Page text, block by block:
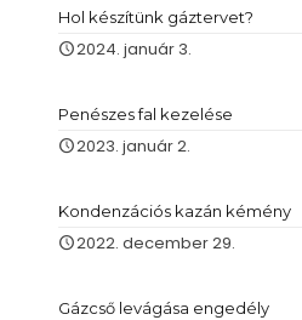
Hol készítünk gáztervet?
2024. január 3.
Penészes fal kezelése
2023. január 2.
Kondenzációs kazán kémény
2022. december 29.
Gázcső levágása engedély